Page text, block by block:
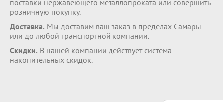
поставки нержавеющего металлопроката или совершить
розничную покупку.
Доставка. Мы доставим ваш заказ в пределах Самары
или до любой транспортной компании.
Скидки. В нашей компании действует система
накопительных скидок.